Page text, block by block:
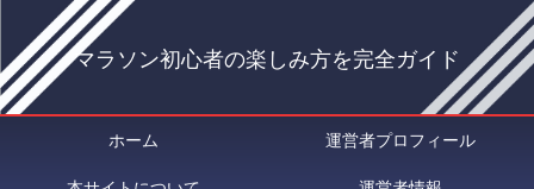
マラソン初心者の楽しみ方を完全ガイド
ホーム 運営者プロフィール